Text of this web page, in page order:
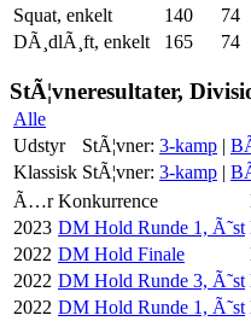
Squat, enkelt
140 74
DÃ¸dlÃ¸ft, enkelt
165 74
StÃ¦vneresultater,
Alle
Udstyr
StÃ¦vner: 3-kamp |
Klassisk StÃ¦vner: 3-kamp |
Ã…r Konkurrence
2023 DM Hold Runde 1, Ã˜st
2022 DM Hold Finale
2022 DM Hold Runde 3, Ã˜st
2022 DM Hold Runde 1, Ã˜st